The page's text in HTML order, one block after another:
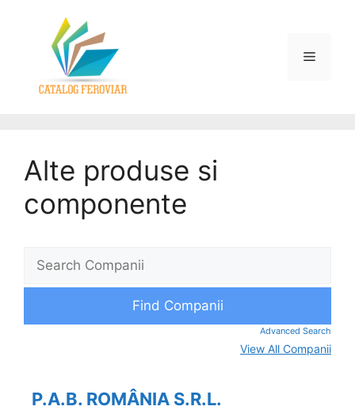
Alte produse si
componente
Advanced Search
View All Companii
P.A.B. ROMÂNIA S.R.L.